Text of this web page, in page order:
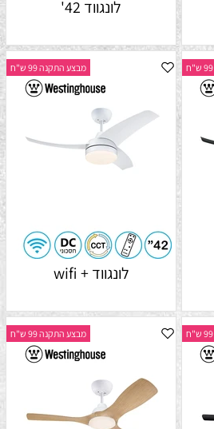
לונגווד 42'
מבצע התקנה 99 ש"ח
לונגווד + wifi
מבצע התקנה 99 ש"ח